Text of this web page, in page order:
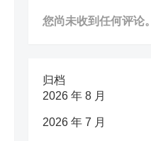
您尚未收到任何评论。
归档
2026 年 8 月
2026 年 7 月